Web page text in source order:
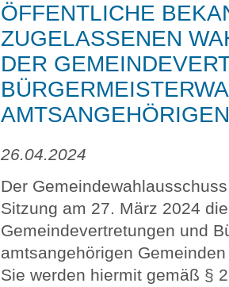
ÖFFENTLICHE
ZUGELASSENEN
DER
26.04.2024
Der
Sitzung am 27. März 2024
Gemeindevertretungen und
amtsangehörigen
Sie werden hiermit gemäß §